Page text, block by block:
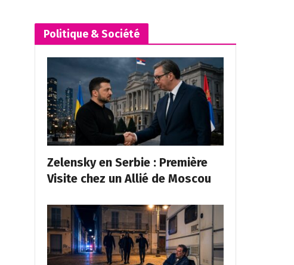
Politique & Société
Zelensky en Serbie : Première
Visite chez un Allié de Moscou